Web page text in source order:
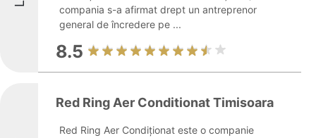
compania s-a afirmat drept un antreprenor
general de încredere pe ...
8.5
Red Ring Aer Conditionat Timisoara
Red Ring Aer Condiționat este o companie